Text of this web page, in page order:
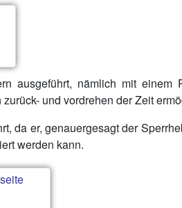
ausgeführt, nämlich mit einem
und vordrehen der Zeit
da er, genauergesagt der
werden kann.